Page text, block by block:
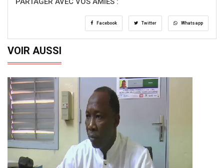
Facebook Twitter Whatsapp
VOIR AUSSI